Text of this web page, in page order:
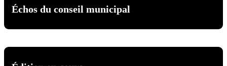
Échos du conseil municipal